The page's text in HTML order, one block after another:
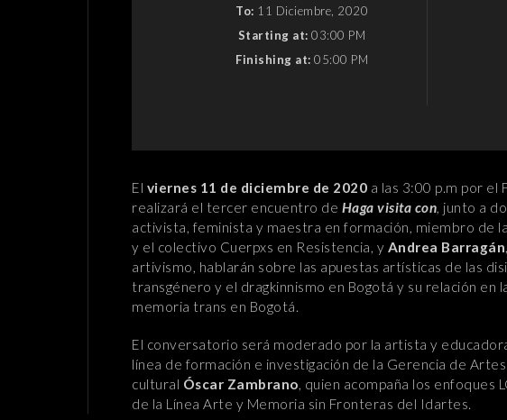
To: 11 Diciembre, 2020
Starting at: 03:00 PM
Finishing at: 05:00 PM
El viernes 11 de diciembre de 2020 a las 3:00 p.m por el
realizará el tercer encuentro de Haga visita con junto a
activista, feminista y maestra en formación, miembro de
y el colectivo Cuerpxs en Resistencia, y Andrea Barragán
artivismo, hablarán sobre las apuestas artísticas de las
transgénero y el dragkinnismo en Bogotá y su relación en
memoria trans en Bogotá.
El conversatorio será moderado por la artista y
línea de formación e investigación de la Gerencia de
cultural Óscar Zambrano , quien acompaña los enfoques
de la Línea Arte y Memoria sin Fronteras del Idartes.